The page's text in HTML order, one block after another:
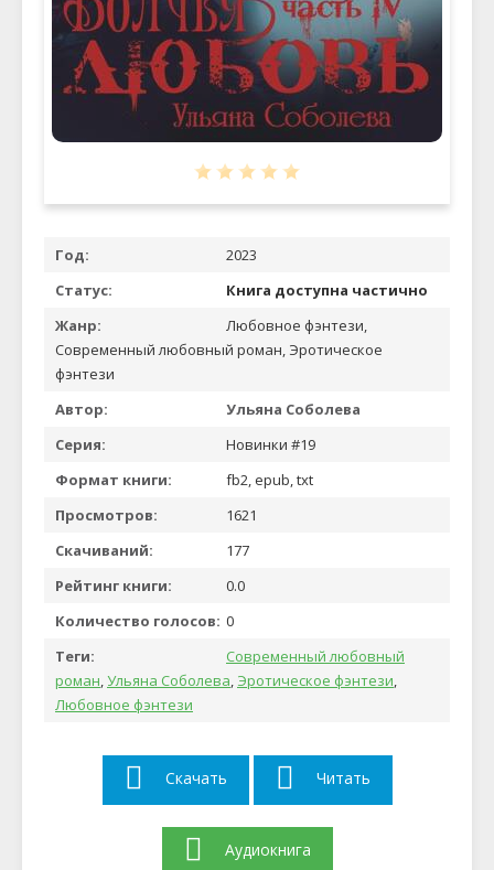
Год:
2023
Статус:
Книга доступна частично
Жанр:
Любовное фэнтези,
Современный любовный роман, Эротическое
фэнтези
Автор:
Ульяна Соболева
Серия:
Новинки #19
Формат книги:
fb2, epub, txt
Просмотров:
1621
Скачиваний:
177
Рейтинг книги:
0.0
Количество голосов: 0
Теги:
Современный любовный
роман,Ульяна Соболева, Эротическое фэнтези,
Любовное фэнтези
Скачать Читать
Аудиокнига